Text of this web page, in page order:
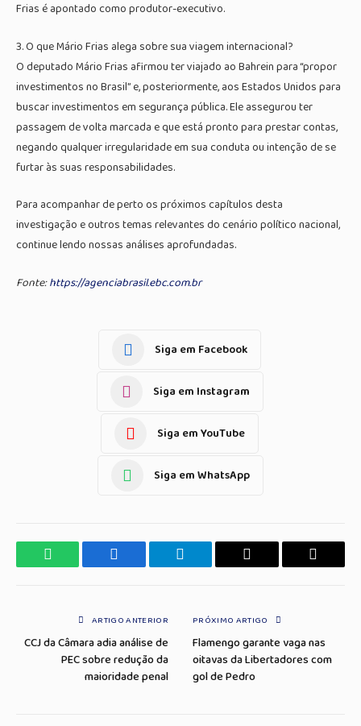
Frias é apontado como produtor-executivo.
3. O que Mário Frias alega sobre sua viagem internacional?
O deputado Mário Frias afirmou ter viajado ao Bahrein para “propor
investimentos no Brasil” e, posteriormente, aos Estados Unidos para
buscar investimentos em segurança pública. Ele assegurou ter
passagem de volta marcada e que está pronto para prestar contas,
negando qualquer irregularidade em sua conduta ou intenção de se
furtar às suas responsabilidades.
Para acompanhar de perto os próximos capítulos desta
investigação e outros temas relevantes do cenário político nacional,
continue lendo nossas análises aprofundadas.
Fonte:https://agenciabrasil.ebc.com.br
Siga em Facebook
Siga em Instagram
Siga em YouTube
Siga em WhatsApp
WhatsApp Facebook Telegrama Copiar
E-
ARTIGO ANTERIOR
CCJ da Câmara adia análise de
PEC sobre redução da
maioridade penal
PRÓXIMO ARTIGO
Flamengo garante vaga nas
oitavas da Libertadores com
gol de Pedro